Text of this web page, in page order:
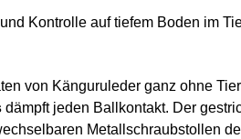
Kontrolle auf tiefem Boden im
von Känguruleder ganz ohne
dämpft jeden Ballkontakt. Der
Metallschraubstollen